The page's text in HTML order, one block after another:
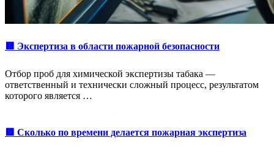
🟥 Экспертиза в области пожарной безопасности
Отбор проб для химической экспертизы табака —
ответственный и технически сложный процесс, результатом
которого является …
🟥 Сколько по времени делается пожарная экспертиза